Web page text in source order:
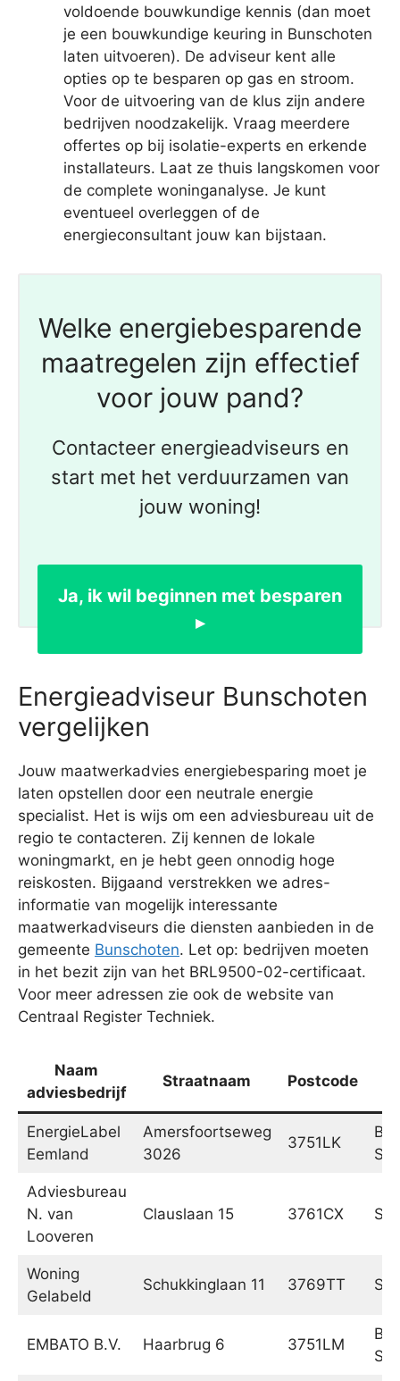
voldoende bouwkundige kennis (dan moet
je een bouwkundige keuring in Bunschoten
laten uitvoeren). De adviseur kent alle
opties op te besparen op gas en stroom.
Voor de uitvoering van de klus zijn andere
bedrijven noodzakelijk. Vraag meerdere
offertes op bij isolatie-experts en erkende
installateurs. Laat ze thuis langskomen voor
de complete woninganalyse. Je kunt
eventueel overleggen of de
energieconsultant jouw kan bijstaan.
Welke energiebesparende
maatregelen zijn effectief
voor jouw pand?
Contacteer energieadviseurs en
start met het verduurzamen van
jouw woning!
Ja, ik wil beginnen met besparen
▸
Energieadviseur Bunschoten
vergelijken
Jouw maatwerkadvies energiebesparing moet je
laten opstellen door een neutrale energie
specialist. Het is wijs om een adviesbureau uit de
regio te contacteren. Zij kennen de lokale
woningmarkt, en je hebt geen onnodig hoge
reiskosten. Bijgaand verstrekken we adres-
informatie van mogelijk interessante
maatwerkadviseurs die diensten aanbieden in de
gemeente Bunschoten. Let op: bedrijven moeten
in het bezit zijn van het BRL9500-02-certificaat.
Voor meer adressen zie ook de website van
Centraal Register Techniek.
Naam
adviesbedrijf
Straatnaam Postcode
EnergieLabel
Eemland
Amersfoortseweg
3026
3751LK
Adviesbureau
N. van
Looveren
Clauslaan 15 3761CX
Woning
Gelabeld
Schukkinglaan 11 3769TT
EMBATO B.V. Haarbrug 6 3751LM